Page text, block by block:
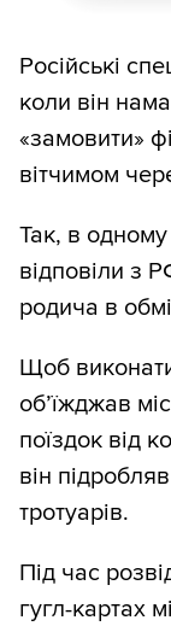
Російські
коли він
«замовити»
вітчимом
Так, в одному
відповіли з
родича в
Щоб
об’їжджав
поїздок від
він
тротуарів.
Під час
гугл-картах